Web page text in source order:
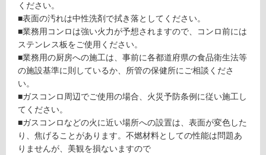
ン
グ
土足・遮
音・床暖
対
応
し
て
ください。
■表面の汚れは中性洗剤で拭き落としてください。
■業務用コンロは強い火力が予想されますので、コンロ前には
ステンレス板をご使用ください。
■業務用の厨房への施工は、事前に各都道府県の食品衛生法等
の施設基準に則しているか、所管の保健所にご相談くださ
い。
■ガスコンロ周辺でご使用の場合、火災予防条例に従い施工し
てください。
■ガスコンロなどの火に近い場所への設置は、表面が変色した
り、焦げることがあります。不燃材料としての性能は問題あ
りませんが、美観を損ないますので